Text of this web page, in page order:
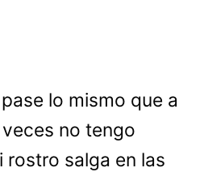
lo mismo que a
no tengo
rostro salga en las